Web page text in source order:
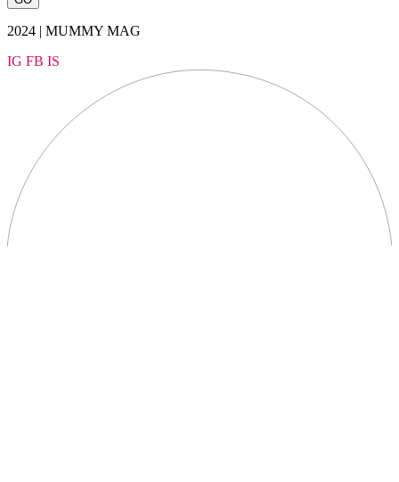
2024 | MUMMY MAG
IG FB IS